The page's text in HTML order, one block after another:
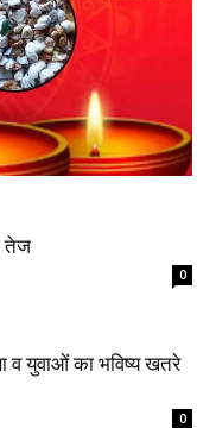
तेज
0
व युवाओं का भविष्य खतरे
0